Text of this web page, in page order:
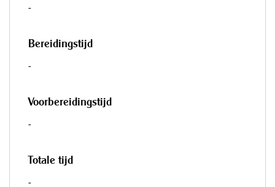
-
Bereidingstijd
-
Voorbereidingstijd
-
Totale tijd
-